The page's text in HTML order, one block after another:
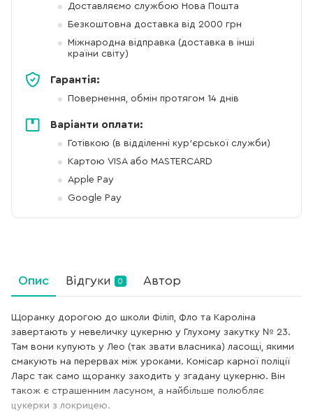
Доставляємо службою Нова Пошта
Безкоштовна доставка від 2000 грн
Міжнародна відправка (доставка в інші
країни світу)
Гарантія:
Повернення, обмін протягом 14 днів
Варіанти оплати:
Готівкою (в відділенні кур'єрської служби)
Картою VISA або MASTERCARD
Apple Pay
Google Pay
Опис Відгуки 0 Автор
Щоранку дорогою до школи Філіп, Фло та Кароліна
завертають у невеличку цукерню у Глухому закутку № 23.
Там вони купують у Лео (так звати власника) ласощі, якими
смакують на перервах між уроками. Комісар карної поліції
Ларс так само щоранку заходить у згадану цукерню. Він
також є страшенним ласуном, а найбільше полюбляє
цукерки з локрицею.